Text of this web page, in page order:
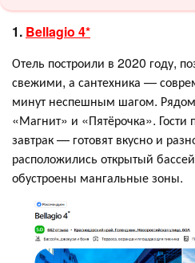
1. Bellagio 4*
Отель построили в 2020 году,
свежими, а сантехника —
минут неспешным шагом.
«Магнит» и «Пятёрочка». Гости
завтрак — готовят вкусно и
расположились открытый
обустроены мангальные зоны.